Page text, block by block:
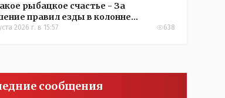
рыбацкое счастье - За
правил езды в колонне
участников соревнований в
2026 г. в 15:57 638
сообщения